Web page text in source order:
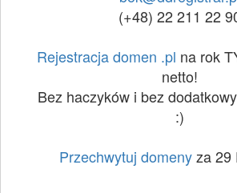
(+48) 22 211 22
Rejestracja domen .pl na rok
netto!
Bez haczyków i bez
:)
Przechwytuj domenyza 29